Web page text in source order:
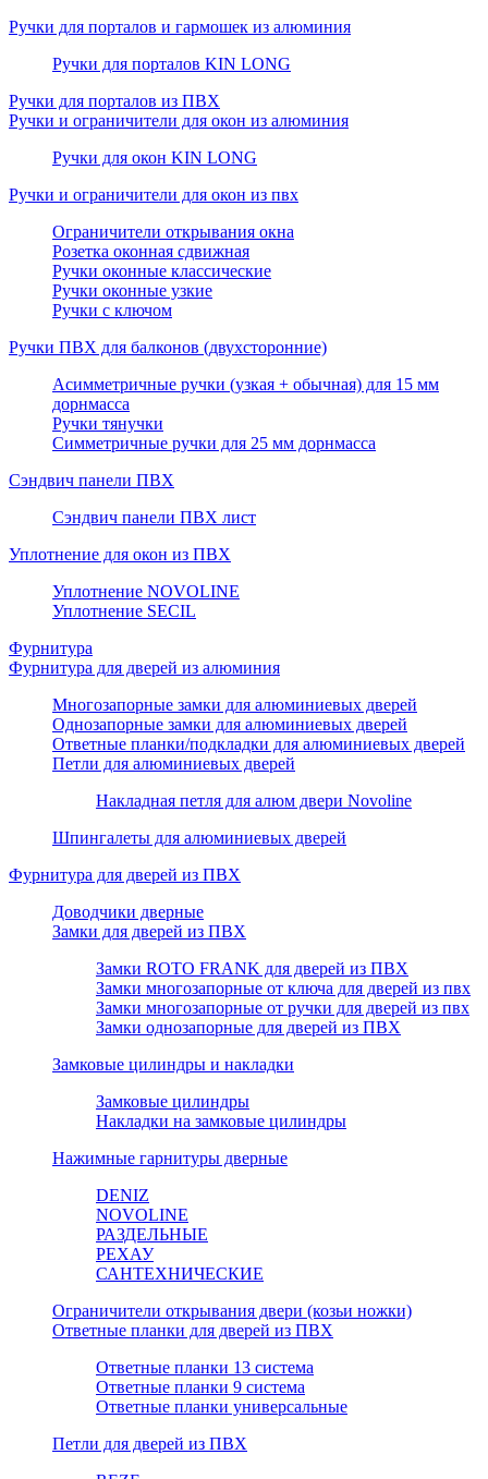
Ручки для порталов и гармошек из алюминия
Ручки для порталов KIN LONG
Ручки для порталов из ПВХ
Ручки и ограничители для окон из алюминия
Ручки для окон KIN LONG
Ручки и ограничители для окон из пвх
Ограничители открывания окна
Розетка оконная сдвижная
Ручки оконные классические
Ручки оконные узкие
Ручки с ключом
Ручки ПВХ для балконов (двухсторонние)
Асимметричные ручки (узкая + обычная) для 15 мм
дорнмасса
Ручки тянучки
Симметричные ручки для 25 мм дорнмасса
Сэндвич панели ПВХ
Сэндвич панели ПВХ лист
Уплотнение для окон из ПВХ
Уплотнение NOVOLINE
Уплотнение SECIL
Фурнитура
Фурнитура для дверей из алюминия
Многозапорные замки для алюминиевых дверей
Однозапорные замки для алюминиевых дверей
Ответные планки/подкладки для алюминиевых дверей
Петли для алюминиевых дверей
Накладная петля для алюм двери Novoline
Шпингалеты для алюминиевых дверей
Фурнитура для дверей из ПВХ
Доводчики дверные
Замки для дверей из ПВХ
Замки ROTO FRANK для дверей из ПВХ
Замки многозапорные от ключа для дверей из пвх
Замки многозапорные от ручки для дверей из пвх
Замки однозапорные для дверей из ПВХ
Замковые цилиндры и накладки
Замковые цилиндры
Накладки на замковые цилиндры
Нажимные гарнитуры дверные
DENIZ
NOVOLINE
РАЗДЕЛЬНЫЕ
РЕХАУ
САНТЕХНИЧЕСКИЕ
Ограничители открывания двери (козьи ножки)
Ответные планки для дверей из ПВХ
Ответные планки 13 система
Ответные планки 9 система
Ответные планки универсальные
Петли для дверей из ПВХ